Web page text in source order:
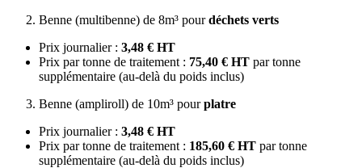
Benne (multibenne) de 8m³ pourdéchets verts
Prix journalier : 3,48 € HT
Prix par tonne de traitement : 75,40 € HT par tonne
supplémentaire (au-delà du poids inclus)
Benne (ampliroll) de 10m³ pourplatre
Prix journalier : 3,48 € HT
Prix par tonne de traitement : 185,60 € HT par tonne
supplémentaire (au-delà du poids inclus)